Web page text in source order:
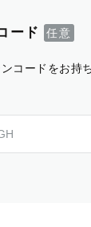
ード
コードをお持